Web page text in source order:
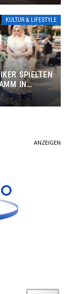
KULTUR & LIFESTYLE
SPIELTEN
IN
ANZEIGEN